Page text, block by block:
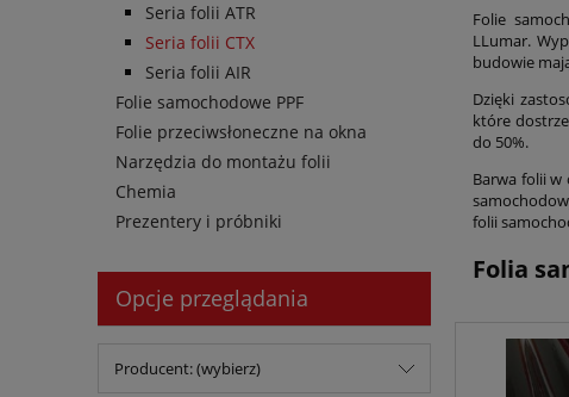
Seria folii ATR
Seria folii CTX
Seria folii AIR
Folie samochodowe PPF
Folie przeciwsłoneczne na okna
Narzędzia do montażu folii
Chemia
Prezentery i próbniki
Opcje przeglądania
Producent: (wybierz)
Folie
LLumar.
budowie
Dzięki
które
do 50%.
Barwa folii w
folii
Folia